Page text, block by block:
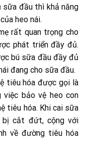
sữa đầu thì khả năng
heo nái.
rất quan trọng cho
phát triển đầy đủ.
bú sữa đầu đầy đủ
đang cho sữa đầu.
tiêu hóa được gọi là
bảo vệ heo con
tiêu hóa. Khi cai sữa
bị cắt đứt, cộng với
về đường tiêu hóa